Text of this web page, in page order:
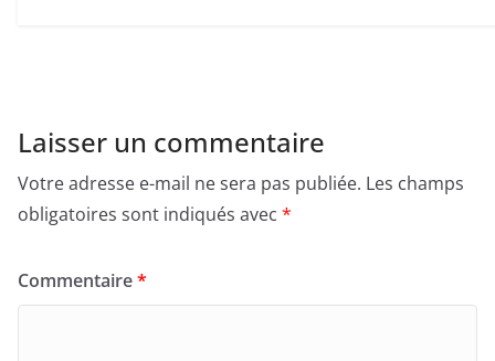
Laisser un commentaire
Votre adresse e-mail ne sera pas publiée. Les champs
obligatoires sont indiqués avec *
Commentaire*